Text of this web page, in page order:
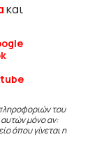
και
του
μόνο αν:
όπου γίνεται η